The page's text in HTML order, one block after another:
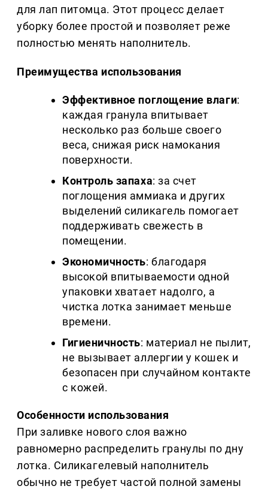
для лап питомца. Этот процесс делает
уборку более простой и позволяет реже
полностью менять наполнитель.
Преимущества использования
Эффективное поглощение влаги:
каждая гранула впитывает
несколько раз больше своего
веса, снижая риск намокания
поверхности.
Контроль запаха: за счет
поглощения аммиака и других
выделений силикагель помогает
поддерживать свежесть в
помещении.
Экономичность: благодаря
высокой впитываемости одной
упаковки хватает надолго, а
чистка лотка занимает меньше
времени.
Гигиеничность: материал не пылит,
не вызывает аллергии у кошек и
безопасен при случайном контакте
с кожей.
Особенности использования
При заливке нового слоя важно
равномерно распределить гранулы по дну
лотка. Силикагелевый наполнитель
обычно не требует частой полной замены